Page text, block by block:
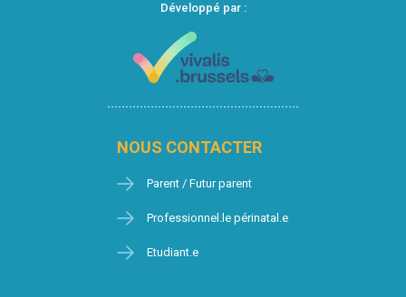
Développé par :
NOUS CONTACTER
Parent / Futur parent
Professionnel.le périnatal.e
Etudiant.e